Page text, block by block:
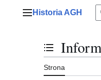
Menu główne
Historia AGH
Przełącz stan
Strona